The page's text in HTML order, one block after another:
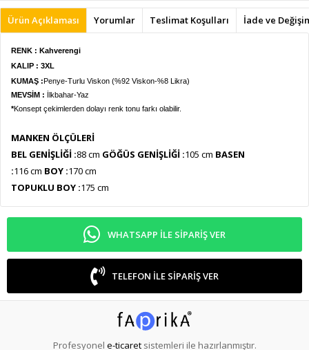
Ürün Açıklaması Yorumlar Teslimat Koşulları İade ve
RENK : Kahverengi
KALIP : 3XL
KUMAŞ :Penye-Turlu Viskon (%92 Viskon-%8 Likra)
MEVSİM : İlkbahar-Yaz
*Konsept çekimlerden dolayı renk tonu farkı olabilir.
MANKEN ÖLÇÜLERİ
BEL GENİŞLİĞİ :88cm GÖĞÜS GENİŞLİĞİ :105 cm BASEN
:116cm BOY :170 cm
TOPUKLU BOY :175 cm
WHATSAPP ILE SIPARIŞ VER
TELEFON ILE SIPARIŞ VER
Profesyonel e-ticaretsistemleri ile hazırlanmıştır.